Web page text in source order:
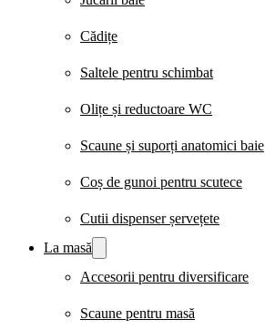
Cădițe
Saltele pentru schimbat
Olițe și reductoare WC
Scaune și suporți anatomici baie
Coș de gunoi pentru scutece
Cutii dispenser șervețete
La masă
Accesorii pentru diversificare
Scaune pentru masă